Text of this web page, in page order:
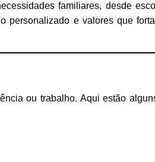
familiares, desde
personalizado e valores que
ou trabalho. Aqui estão